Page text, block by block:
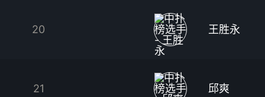
20 王胜永
21 邱爽